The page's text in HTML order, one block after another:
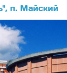
п. Майский